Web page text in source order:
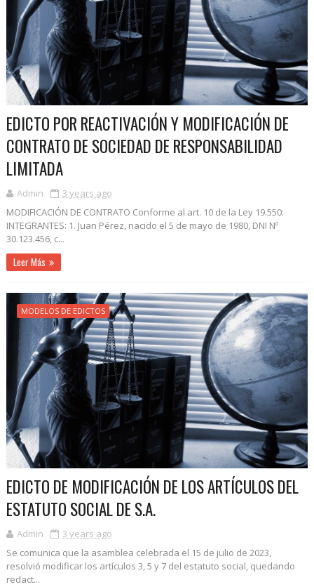
EDICTO POR REACTIVACIÓN Y MODIFICACIÓN DE
CONTRATO DE SOCIEDAD DE RESPONSABILIDAD
LIMITADA
Admin
3 years ago
MODIFICACIÓN DE CONTRATO Conforme al art. 10 de la Ley 19.550:
INTEGRANTES: 1. Juan Pérez, nacido el 5 de mayo de 1980, DNI Nº
30.123.456, c...
Leer Más
MODELOS DE EDICTOS
EDICTO DE MODIFICACIÓN DE LOS ARTÍCULOS DEL
ESTATUTO SOCIAL DE S.A.
Admin
3 years ago
Se comunica que la asamblea celebrada el 15 de julio de 2023,
resolvió modificar los artículos 3, 5 y 7 del estatuto social, quedando
redact...